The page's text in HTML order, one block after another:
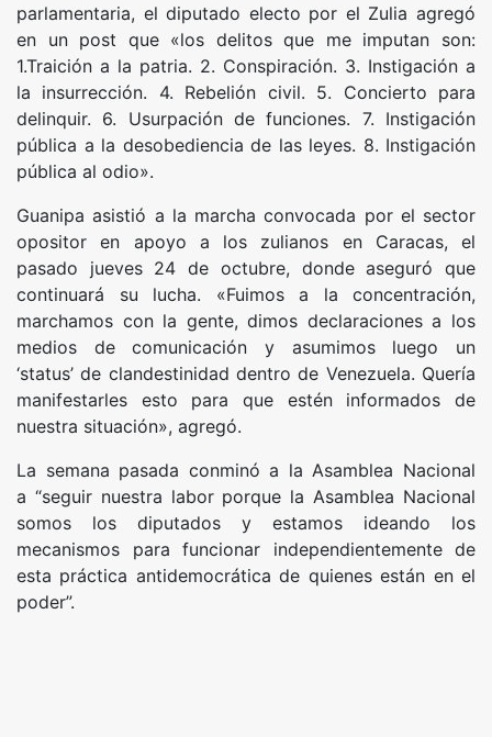
parlamentaria, el diputado electo por el Zulia agregó
en un post que «los delitos que me imputan son:
1.Traición a la patria. 2. Conspiración. 3. Instigación a
la insurrección. 4. Rebelión civil. 5. Concierto para
delinquir. 6. Usurpación de funciones. 7. Instigación
pública a la desobediencia de las leyes. 8. Instigación
pública al odio».
Guanipa asistió a la marcha convocada por el sector
opositor en apoyo a los zulianos en Caracas, el
pasado jueves 24 de octubre, donde aseguró que
continuará su lucha. «Fuimos a la concentración,
marchamos con la gente, dimos declaraciones a los
medios de comunicación y asumimos luego un
‘status’ de clandestinidad dentro de Venezuela. Quería
manifestarles esto para que estén informados de
nuestra situación», agregó.
La semana pasada conminó a la Asamblea Nacional
a “seguir nuestra labor porque la Asamblea Nacional
somos los diputados y estamos ideando los
mecanismos para funcionar independientemente de
esta práctica antidemocrática de quienes están en el
poder”.